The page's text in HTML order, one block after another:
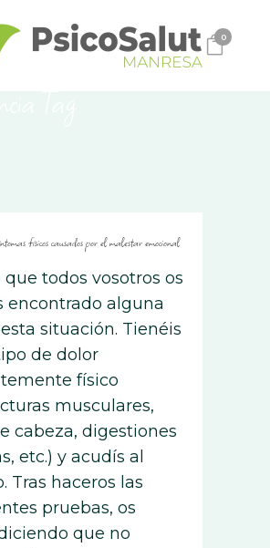
0
físicos causados ​​por el malestar emocional
que todos vosotros os
encontrado alguna
situación. Tienéis
de dolor
físico
musculares,
cabeza, digestiones
etc.) y acudís al
Tras haceros las
pruebas, os
que no